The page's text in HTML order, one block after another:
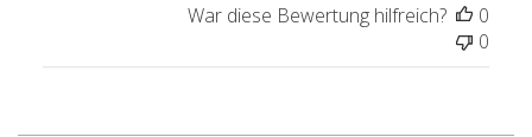
War diese Bewertung hilfreich?
0
0